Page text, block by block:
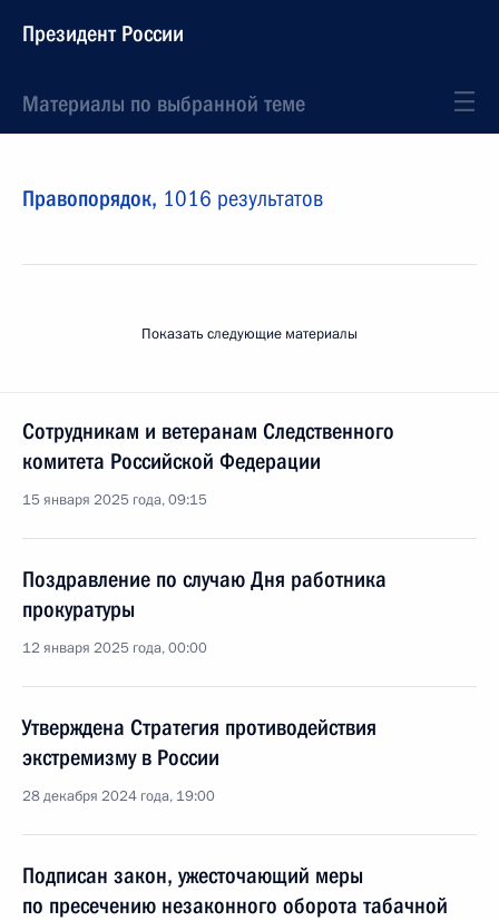
Президент России
Материалы по выбранной теме
Правопорядок, 1016 результатов
Показать следующие материалы
Сотрудникам и ветеранам Следственного
комитета Российской Федерации
15 января 2025 года, 09:15
Поздравление по случаю Дня работника
прокуратуры
12 января 2025 года, 00:00
Утверждена Стратегия противодействия
экстремизму в России
28 декабря 2024 года, 19:00
Подписан закон, ужесточающий меры
по пресечению незаконного оборота табачной